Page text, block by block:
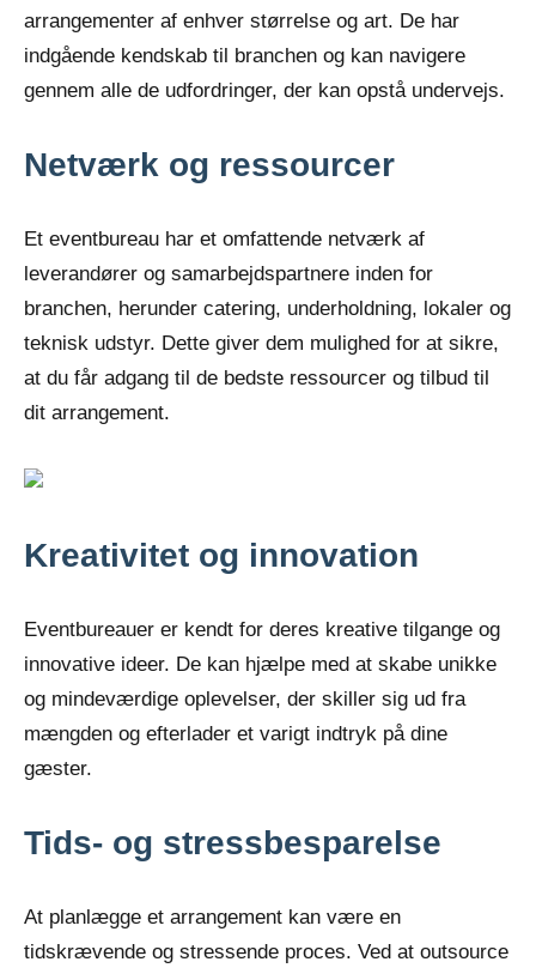
arrangementer af enhver størrelse og art. De har
indgående kendskab til branchen og kan navigere
gennem alle de udfordringer, der kan opstå undervejs.
Netværk og ressourcer
Et eventbureau har et omfattende netværk af
leverandører og samarbejdspartnere inden for
branchen, herunder catering, underholdning, lokaler og
teknisk udstyr. Dette giver dem mulighed for at sikre,
at du får adgang til de bedste ressourcer og tilbud til
dit arrangement.
Kreativitet og innovation
Eventbureauer er kendt for deres kreative tilgange og
innovative ideer. De kan hjælpe med at skabe unikke
og mindeværdige oplevelser, der skiller sig ud fra
mængden og efterlader et varigt indtryk på dine
gæster.
Tids- og stressbesparelse
At planlægge et arrangement kan være en
tidskrævende og stressende proces. Ved at outsource